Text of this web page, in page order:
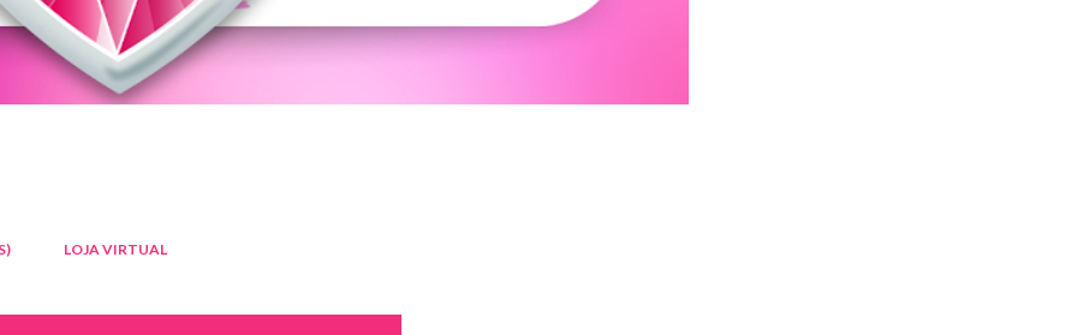
LOJA VIRTUAL